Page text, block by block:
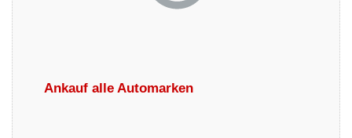
Ankauf alle Automarken